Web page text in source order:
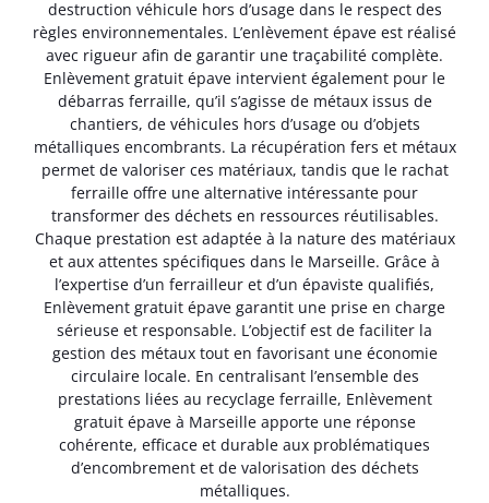
destruction véhicule hors d’usage dans le respect des
règles environnementales. L’enlèvement épave est réalisé
avec rigueur afin de garantir une traçabilité complète.
Enlèvement gratuit épave intervient également pour le
débarras ferraille, qu’il s’agisse de métaux issus de
chantiers, de véhicules hors d’usage ou d’objets
métalliques encombrants. La récupération fers et métaux
permet de valoriser ces matériaux, tandis que le rachat
ferraille offre une alternative intéressante pour
transformer des déchets en ressources réutilisables.
Chaque prestation est adaptée à la nature des matériaux
et aux attentes spécifiques dans le Marseille. Grâce à
l’expertise d’un ferrailleur et d’un épaviste qualifiés,
Enlèvement gratuit épave garantit une prise en charge
sérieuse et responsable. L’objectif est de faciliter la
gestion des métaux tout en favorisant une économie
circulaire locale. En centralisant l’ensemble des
prestations liées au recyclage ferraille, Enlèvement
gratuit épave à Marseille apporte une réponse
cohérente, efficace et durable aux problématiques
d’encombrement et de valorisation des déchets
métalliques.